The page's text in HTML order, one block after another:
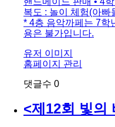
복도 : 놀이 체험(아빠
* 4층 음악까페는 7학
용은 불가입니다.
유저 이미지
홈페이지 관리
댓글수 0
<제12회 빛의